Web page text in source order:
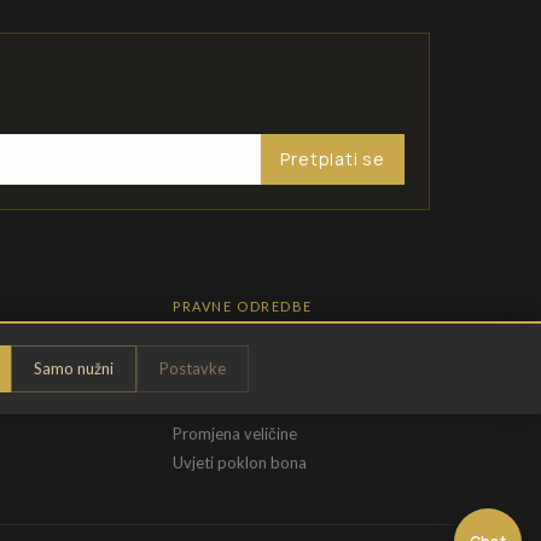
Samo nužni Postavke
Pretplati se
PRAVNE ODREDBE
Pravila privatnosti
Opći uvjeti
Promjena veličine
Uvjeti poklon bona